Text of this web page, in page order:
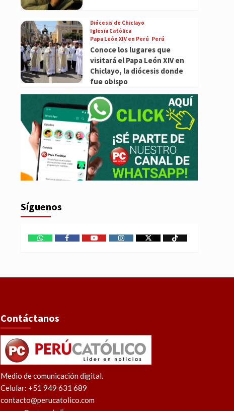
Diócesis de Chiclayo
Iglesia Católica
Papa León XIV en Perú Perú
Conoce los lugares que
visitará el Papa León XIV en
Chiclayo, la diócesis donde
fue obispo
Síguenos
WhatsAppFacebookYoutubeInstagram
X TikTok
Contáctanos
Medio de comunicación digital.
Celular: +51 949 631 689
contacto@perucatolico.com